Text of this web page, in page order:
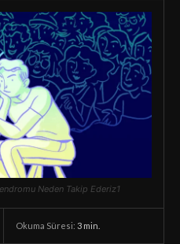
Neden Takip Ederiz1
Okuma Süresi: 3 min.